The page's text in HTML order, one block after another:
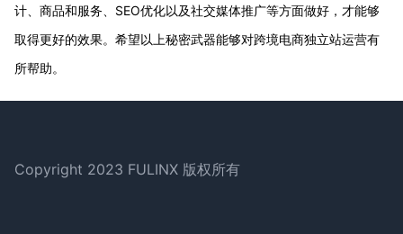
计、商品和服务、SEO优化以及社交媒体推广等方面做好，才能够
取得更好的效果。希望以上秘密武器能够对跨境电商独立站运营有
所帮助。
Copyright 2023 FULINX 版权所有